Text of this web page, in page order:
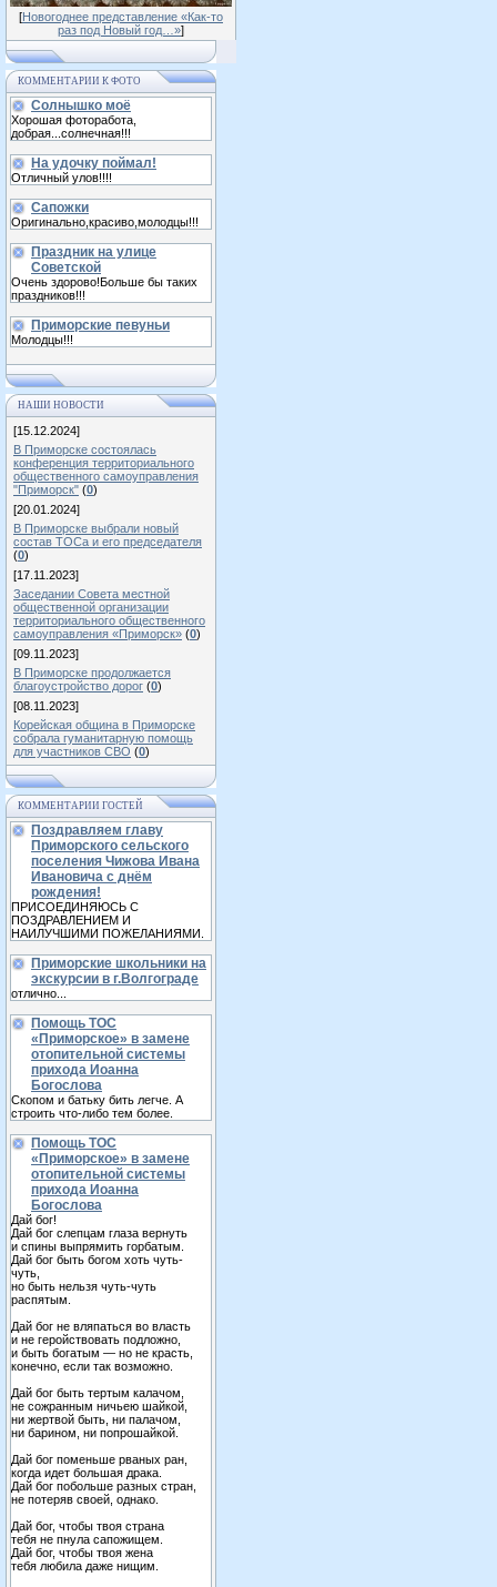
[Новогоднее представление «Как-то
раз под Новый год…»]
КОММЕНТАРИИ К ФОТО
Солнышко моё
Хорошая фоторабота,
добрая...солнечная!!!
На удочку поймал!
Отличный улов!!!!
Сапожки
Оригинально,красиво,молодцы!!!
Праздник на улице
Советской
Очень здорово!Больше бы таких
праздников!!!
Приморские певуньи
Молодцы!!!
НАШИ НОВОСТИ
[15.12.2024]
В Приморске состоялась
конференция территориального
общественного самоуправления
"Приморск" (0)
[20.01.2024]
В Приморске выбрали новый
состав ТОСа и его председателя
(0)
[17.11.2023]
Заседании Совета местной
общественной организации
территориального общественного
самоуправления «Приморск» (0)
[09.11.2023]
В Приморске продолжается
благоустройство дорог (0)
[08.11.2023]
Корейская община в Приморске
собрала гуманитарную помощь
для участников СВО (0)
КОММЕНТАРИИ ГОСТЕЙ
Поздравляем главу
Приморского сельского
поселения Чижова Ивана
Ивановича с днём
рождения!
ПРИСОЕДИНЯЮСЬ С
ПОЗДРАВЛЕНИЕМ И
НАИЛУЧШИМИ ПОЖЕЛАНИЯМИ.
Приморские школьники на
экскурсии в г.Волгограде
отлично...
Помощь ТОС
«Приморское» в замене
отопительной системы
прихода Иоанна
Богослова
Скопом и батьку бить легче. А
строить что-либо тем более.
Помощь ТОС
«Приморское» в замене
отопительной системы
прихода Иоанна
Богослова
Дай бог!
Дай бог слепцам глаза вернуть
и спины выпрямить горбатым.
Дай бог быть богом хоть чуть-
чуть,
но быть нельзя чуть-чуть
распятым.
Дай бог не вляпаться во власть
и не геройствовать подложно,
и быть богатым — но не красть,
конечно, если так возможно.
Дай бог быть тертым калачом,
не сожранным ничьею шайкой,
ни жертвой быть, ни палачом,
ни барином, ни попрошайкой.
Дай бог поменьше рваных ран,
когда идет большая драка.
Дай бог побольше разных стран,
не потеряв своей, однако.
Дай бог, чтобы твоя страна
тебя не пнула сапожищем.
Дай бог, чтобы твоя жена
тебя любила даже нищим.